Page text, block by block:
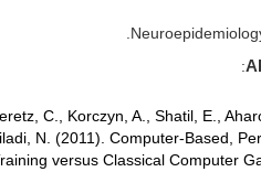
:
C., Korczyn, A., Shatil, E.,
N. (2011). Computer-Based,
versus Classical Computer